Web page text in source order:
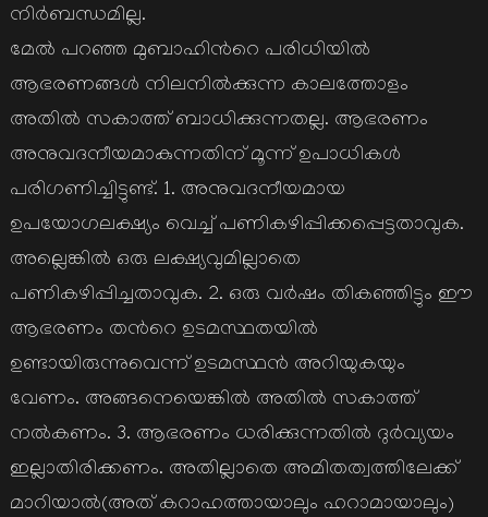
നിര്‍ബന്ധമില്ല.
മേല്‍ പറഞ്ഞ മുബാഹിന്‍റെ പരിധിയില്‍
ആഭരണങ്ങള്‍ നിലനില്‍ക്കുന്ന കാലത്തോളം
അതില്‍ സകാത്ത് ബാധിക്കുന്നതല്ല. ആഭരണം
അനുവദനീയമാകുന്നതിന് മൂന്ന് ഉപാധികള്‍
പരിഗണിച്ചിട്ടുണ്ട്. 1. അനുവദനീയമായ
ഉപയോഗലക്ഷ്യം വെച്ച് പണികഴിപ്പിക്കപ്പെട്ടതാവുക.
അല്ലെങ്കില്‍ ഒരു ലക്ഷ്യവുമില്ലാതെ
പണികഴിപ്പിച്ചതാവുക. 2. ഒരു വര്‍ഷം തികഞ്ഞിട്ടും ഈ
ആഭരണം തന്‍റെ ഉടമസ്ഥതയില്‍
ഉണ്ടായിരുന്നുവെന്ന് ഉടമസ്ഥന്‍ അറിയുകയും
വേണം. അങ്ങനെയെങ്കില്‍ അതില്‍ സകാത്ത്
നല്‍കണം. 3. ആഭരണം ധരിക്കുന്നതില്‍ ദുര്‍വ്യയം
ഇല്ലാതിരിക്കണം. അതില്ലാതെ അമിതത്വത്തിലേക്ക്
മാറിയാല്‍(അത് കറാഹത്തായാലും ഹറാമായാലും)